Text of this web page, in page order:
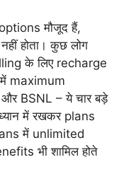
मौजूद हैं,
होता। कुछ लोग
के लिए recharge
maximum
BSNL – ये चार बड़े
में रखकर plans
में unlimited
भी शामिल होते